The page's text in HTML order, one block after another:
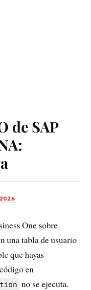
de SAP
One sobre
una tabla de usuario
que hayas
en
no se ejecuta.